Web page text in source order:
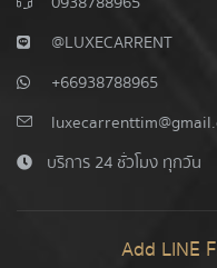
@LUXECARRENT
+66938788965
บริการ 24 ชั่วโมง ทุกวัน
Add LINE